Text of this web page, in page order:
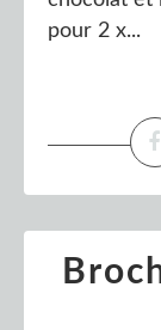
pour 2 x...